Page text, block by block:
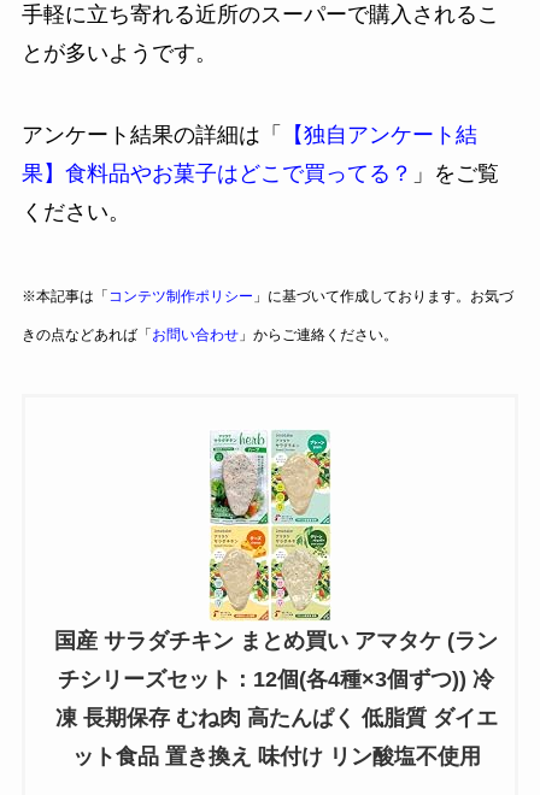
手軽に立ち寄れる近所のスーパーで購入されるこ
とが多いようです。
アンケート結果の詳細は「
【独自アンケート結
果】食料品やお菓子はどこで買ってる？ 」をご覧
ください。
※本記事は「 コンテツ制作ポリシー 」に基づいて作成しております。お気づ
きの点などあれば「お問い合わせ」からご連絡ください。
国産 サラダチキン まとめ買い アマタケ (ラン
チシリーズセット：12個(各4種×3個ずつ)) 冷
凍 長期保存 むね肉 高たんぱく 低脂質 ダイエ
ット食品 置き換え 味付け リン酸塩不使用